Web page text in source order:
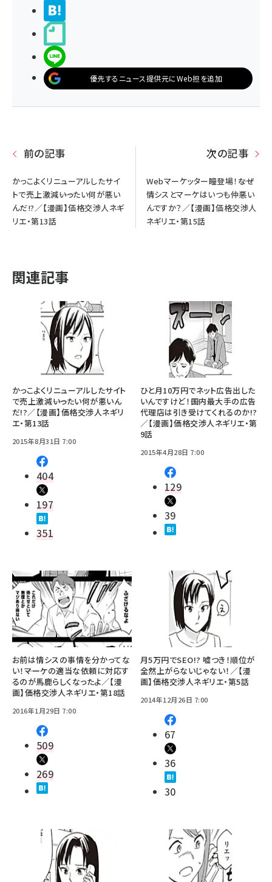
優先するニュース提供元にWeb担を追加
前の記事
かっこよくリニューアルしたサイ
トで売上激減――いったい何が悪い
んだ!?／【漫画】価格交渉人ネギ
リエ・第13話
次の記事
Webマーケッター瞳登場！――なぜ
情シスとマーケはいつも仲悪い
んですか？／【漫画】価格交渉人
ネギリエ・第15話
関連記事
かっこよくリニューアルしたサイト
で売上激減――いったい何が悪いん
だ!?／【漫画】価格交渉人ネギリ
エ・第13話
2015年8月31日 7:00
404
197
351
ひと月10万円でネット広告出した
いんですけど！――国内最大手の広告
代理店は引き受けてくれるのか!?
／【漫画】価格交渉人ネギリエ・第
9話
2015年4月28日 7:00
129
39
お前は情シスの事情を分かってな
い！――マーケの適当な依頼に対応す
るのが馬鹿らしくなったよ／【漫
画】価格交渉人ネギリエ・第18話
2016年1月29日 7:00
509
269
月5万円でSEO!? 嘘つき！順位が
全然上がらないじゃない！／【漫
画】価格交渉人ネギリエ・第5話
2014年12月26日 7:00
67
36
30